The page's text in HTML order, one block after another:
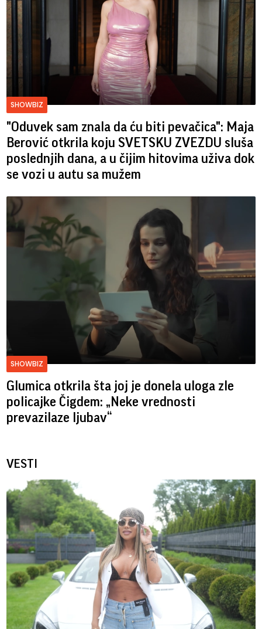
SHOWBIZ
"Oduvek sam znala da ću biti pevačica": Maja
Berović otkrila koju SVETSKU ZVEZDU sluša
poslednjih dana, a u čijim hitovima uživa dok
se vozi u autu sa mužem
SHOWBIZ
Glumica otkrila šta joj je donela uloga zle
policajke Čigdem: „Neke vrednosti
prevazilaze ljubav“
VESTI